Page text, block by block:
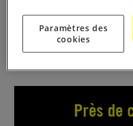
chavirer !
Près de
Paramètres des
cookies